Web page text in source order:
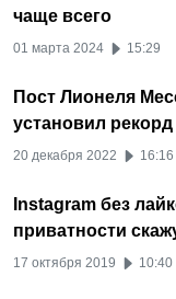
чаще всего
01 марта 2024 15:29
Пост Лионеля
установил рекорд
20 декабря 2022 16:16
Instagram без
приватности
17 октября 2019 10:40